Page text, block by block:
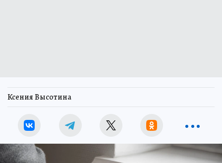
Ксения Высотина